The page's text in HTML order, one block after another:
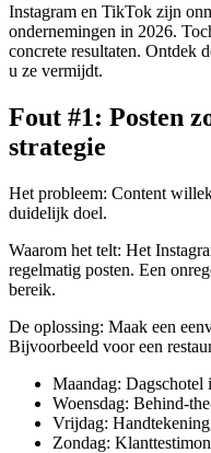
Instagram en TikTok zijn
ondernemingen in 2026.
concrete resultaten. Ontdek
u ze vermijdt.
Fout #1: Posten
strategie
Het probleem: Content
duidelijk doel.
Waarom het telt: Het
regelmatig posten. Een
bereik.
De oplossing: Maak een
Bijvoorbeeld voor een
Maandag: Dagschotel
Woensdag: Behind-
Vrijdag:
Zondag: